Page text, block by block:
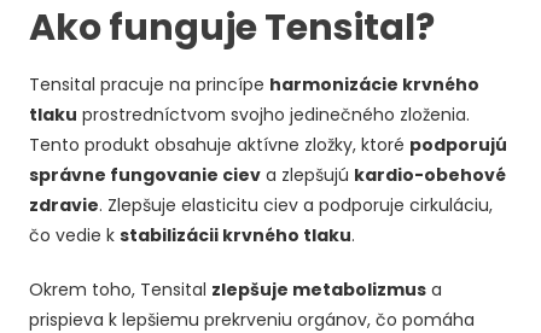
Ako funguje Tensital?
Tensital pracuje na princípe harmonizácie krvného
tlaku prostredníctvom svojho jedinečného zloženia.
Tento produkt obsahuje aktívne zložky, ktoré podporujú
správne fungovanie ciev a zlepšujú kardio-obehové
zdravie. Zlepšuje elasticitu ciev a podporuje cirkuláciu,
čo vedie kstabilizácii krvného tlaku.
Okrem toho, Tensital zlepšuje metabolizmus a
prispieva k lepšiemu prekrveniu orgánov, čo pomáha